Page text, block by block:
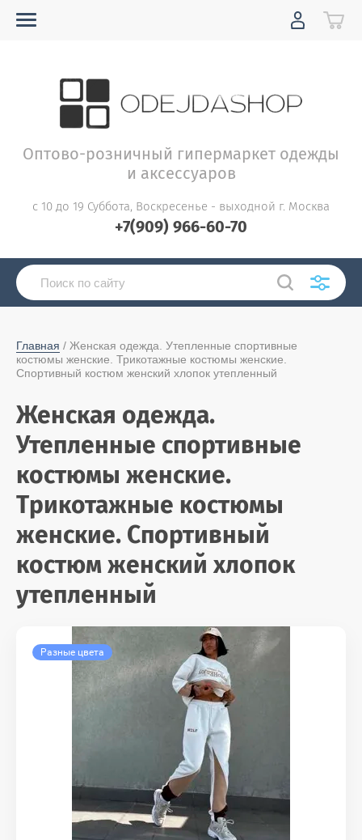
Оптово-розничный гипермаркет одежды
и аксессуаров
с 10 до 19 Суббота, Воскресенье - выходной г. Москва
+7(909) 966-60-70
Главная / Женская одежда. Утепленные спортивные
костюмы женские. Трикотажные костюмы женские.
Спортивный костюм женский хлопок утепленный
Женская одежда.
Утепленные спортивные
костюмы женские.
Трикотажные костюмы
женские. Спортивный
костюм женский хлопок
утепленный
Разные цвета